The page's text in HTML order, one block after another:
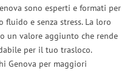
sono esperti e formati per
e senza stress. La loro
un valore aggiunto che rende
per il tuo trasloco.
Genova per maggiori